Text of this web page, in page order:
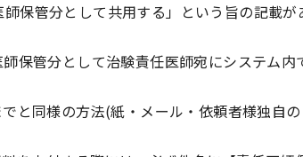
保管分として共用する」という旨の記載が
保管分として治験責任医師宛にシステム内
と同様の方法(紙・メール・依頼者様独自の